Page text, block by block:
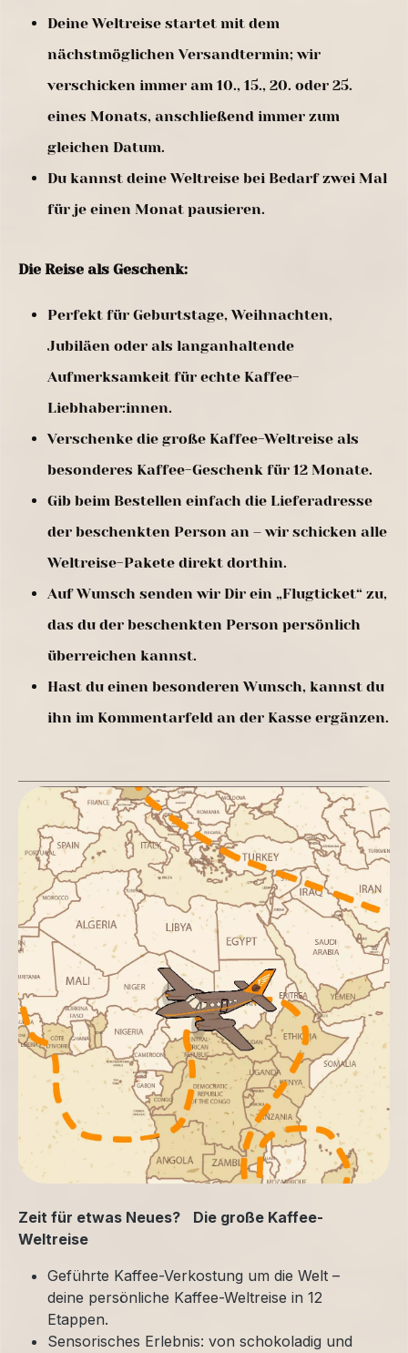
Zeit für etwas Neues? Die große Kaffee-
Weltreise
Geführte Kaffee-Verkostung um die Welt –
deine persönliche Kaffee-Weltreise in 12
Etappen.
Sensorisches Erlebnis: von schokoladig und
Deine Weltreise startet mit dem
nächstmöglichen Versandtermin; wir
verschicken immer am 10., 15., 20. oder 25.
eines Monats, anschließend immer zum
gleichen Datum.
Du kannst deine Weltreise bei Bedarf zwei Mal
für je einen Monat pausieren.
Die Reise als Geschenk:
Perfekt für Geburtstage, Weihnachten,
Jubiläen oder als langanhaltende
Aufmerksamkeit für echte Kaffee-
Liebhaber:innen.
Verschenke die große Kaffee-Weltreise als
besonderes Kaffee-Geschenk für 12 Monate.
Gib beim Bestellen einfach die Lieferadresse
der beschenkten Person an – wir schicken alle
Weltreise-Pakete direkt dorthin.
Auf Wunsch senden wir Dir ein „Flugticket“ zu,
das du der beschenkten Person persönlich
überreichen kannst.
Hast du einen besonderen Wunsch, kannst du
ihn im Kommentarfeld an der Kasse ergänzen.